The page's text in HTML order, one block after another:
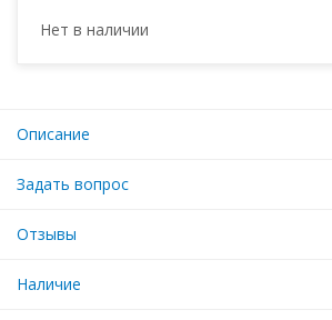
Нет в наличии
Описание
Задать вопрос
Отзывы
Наличие